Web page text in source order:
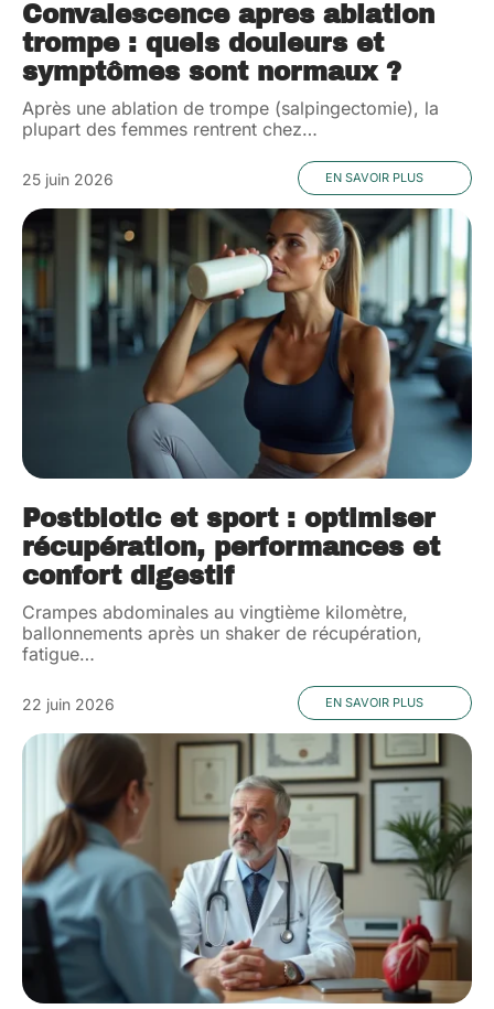
Convalescence apres ablation
trompe : quels douleurs et
symptômes sont normaux ?
Après une ablation de trompe (salpingectomie), la
plupart des femmes rentrent chez…
25 juin 2026 EN SAVOIR PLUS
Postbiotic et sport : optimiser
récupération, performances et
confort digestif
Crampes abdominales au vingtième kilomètre,
ballonnements après un shaker de récupération,
fatigue…
22 juin 2026 EN SAVOIR PLUS